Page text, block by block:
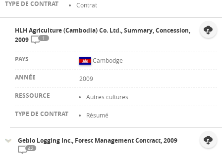
Contrat
HLH Agriculture (Cambodia) Co. Ltd., Summary, Concession,
2009
1
Cambodge
2009
Autres cultures
Résumé
Geblo Logging Inc., Forest Management Contract, 2009
42